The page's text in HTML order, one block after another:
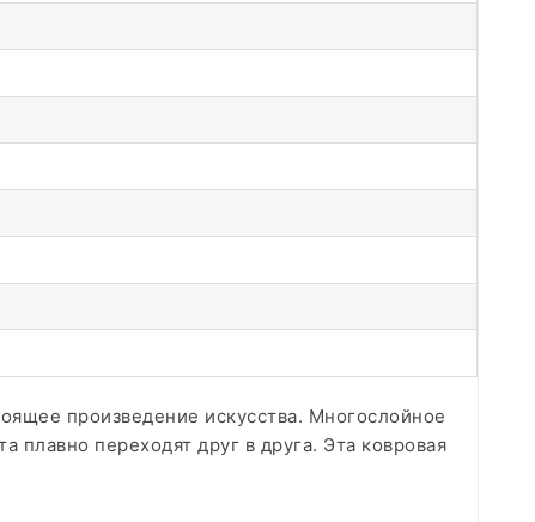
произведение искусства. Многослойное
плавно переходят друг в друга. Эта ковровая